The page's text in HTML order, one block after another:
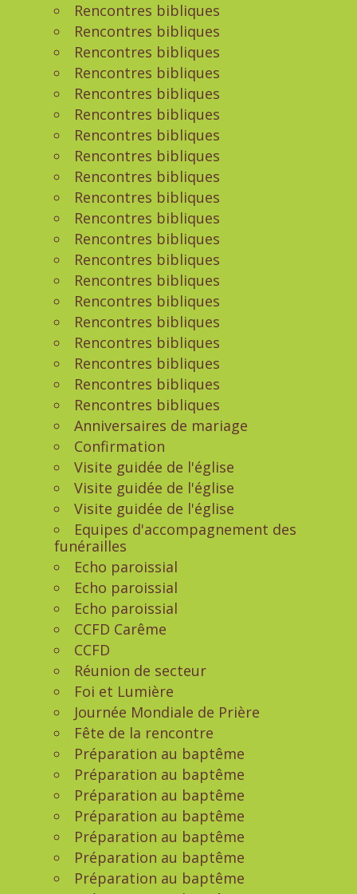
Rencontres bibliques
Rencontres bibliques
Rencontres bibliques
Rencontres bibliques
Rencontres bibliques
Rencontres bibliques
Rencontres bibliques
Rencontres bibliques
Rencontres bibliques
Rencontres bibliques
Rencontres bibliques
Rencontres bibliques
Rencontres bibliques
Rencontres bibliques
Rencontres bibliques
Rencontres bibliques
Rencontres bibliques
Rencontres bibliques
Rencontres bibliques
Rencontres bibliques
Anniversaires de mariage
Confirmation
Visite guidée de l'église
Visite guidée de l'église
Visite guidée de l'église
Equipes d'accompagnement des
funérailles
Echo paroissial
Echo paroissial
Echo paroissial
CCFD Carême
CCFD
Réunion de secteur
Foi et Lumière
Journée Mondiale de Prière
Fête de la rencontre
Préparation au baptême
Préparation au baptême
Préparation au baptême
Préparation au baptême
Préparation au baptême
Préparation au baptême
Préparation au baptême